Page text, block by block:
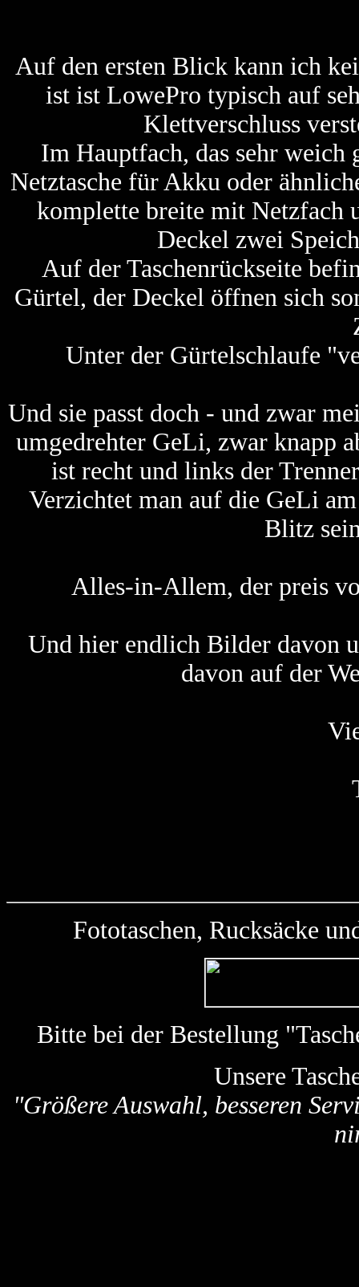
Auf den ersten Blick kann ich
ist ist LowePro typisch auf
Klettverschluss
Im Hauptfach, das sehr
Netztasche für Akku oder
komplette breite mit Netzfach
Deckel zwei
Auf der Taschenrückseite
Gürtel, der Deckel öffnen sich
Unter der Gürtelschlaufe
Und sie passt doch - und zwar
umgedrehter GeLi, zwar knapp
ist recht und links der
Verzichtet man auf die GeLi
Blitz
Alles-in-Allem, der preis
Und hier endlich Bilder davon
davon auf der
Fototaschen, Rucksäcke
Bitte bei der Bestellung
Unsere
"Größere Auswahl, besseren